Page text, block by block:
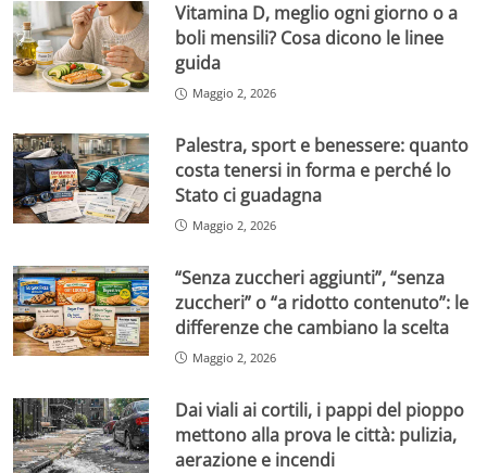
Vitamina D, meglio ogni giorno o a
boli mensili? Cosa dicono le linee
guida
Maggio 2, 2026
Palestra, sport e benessere: quanto
costa tenersi in forma e perché lo
Stato ci guadagna
Maggio 2, 2026
“Senza zuccheri aggiunti”, “senza
zuccheri” o “a ridotto contenuto”: le
differenze che cambiano la scelta
Maggio 2, 2026
Dai viali ai cortili, i pappi del pioppo
mettono alla prova le città: pulizia,
aerazione e incendi